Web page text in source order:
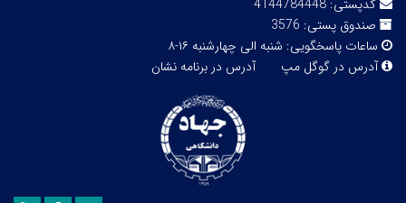
کدپستی: 4144784448
صندوق پستی: 3576
ساعات پاسخگویی: شنبه الی چهارشنبه ۱۶-۸
آدرس در گوگل مپ
آدرس در برنامه نشان